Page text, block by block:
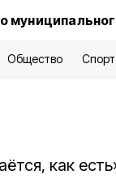
Общество Спорт
как